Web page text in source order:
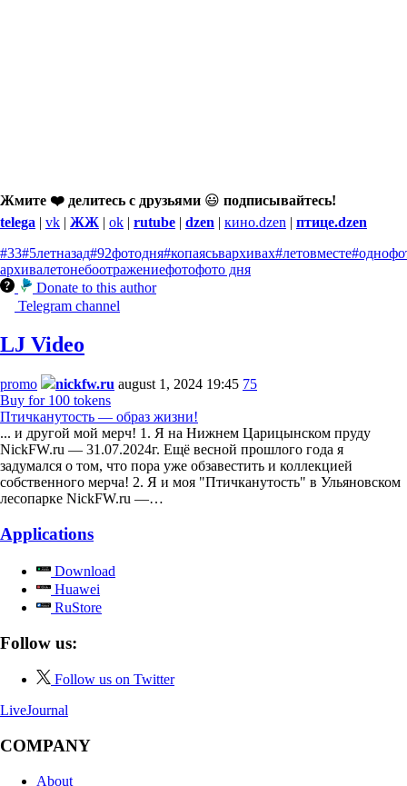
Жмите ❤️ делитесь с друзьями 😃 подписывайтесь!
telega | vk | ЖЖ | ok | rutube | dzen | кино.dzen | птице.dzen
#33#5летназад#92фотодня#копаясьвархивах#летовместе
архивалетонебоотражениефотофото дня
Donate to this author
Telegram channel
LJ Video
promo nickfw.ru august 1, 2024 19:45 75
Buy for 100 tokens
Птичканутость — образ жизни!
... и другой мой мерч! 1. Я на Нижнем Царицынском пруду
NickFW.ru — 31.07.2024г. Ещё весной прошлого года я
задумался о том, что пора уже обзавестить и коллекцией
собственного мерча! 2. Я и моя "Птичканутость" в Ульяновском
лесопарке NickFW.ru —…
Applications
Download
Huawei
RuStore
Follow us:
Follow us on Twitter
LiveJournal
COMPANY
About